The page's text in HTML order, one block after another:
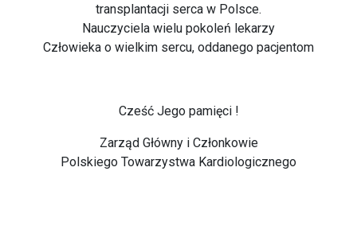
transplantacji serca w Polsce.
Nauczyciela wielu pokoleń lekarzy
Człowieka o wielkim sercu, oddanego pacjentom
Cześć Jego pamięci !
Zarząd Główny i Członkowie
Polskiego Towarzystwa Kardiologicznego